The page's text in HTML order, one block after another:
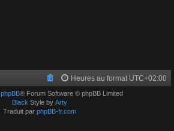
Heures au format UTC+02:00
phpBB® Forum Software © phpBB Limited
Black Style by Arty
Traduit par phpBB-fr.com